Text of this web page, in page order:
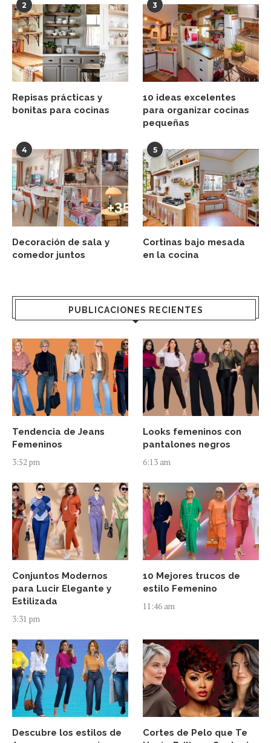
2
Repisas prácticas y
bonitas para cocinas
3
10 ideas excelentes
para organizar cocinas
pequeñas
4
Decoración de sala y
comedor juntos
5
Cortinas bajo mesada
en la cocina
PUBLICACIONES RECIENTES
Tendencia de Jeans
Femeninos
3:52 pm
Looks femeninos con
pantalones negros
6:13 am
Conjuntos Modernos
para Lucir Elegante y
Estilizada
3:31 pm
10 Mejores trucos de
estilo Femenino
11:46 am
Descubre los estilos de
Cortes de Pelo que Te